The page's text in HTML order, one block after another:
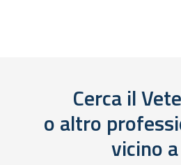
Cerca il
o altro
vicino